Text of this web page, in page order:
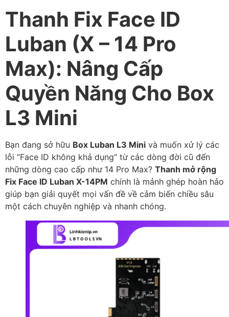
Thanh Fix Face ID
Luban (X – 14 Pro
Max): Nâng Cấp
Quyền Năng Cho Box
L3 Mini
Bạn đang sở hữu Box Luban L3 Mini và muốn xử lý các
lỗi “Face ID không khả dụng” từ các dòng đời cũ đến
những dòng cao cấp như 14 Pro Max? Thanh mở rộng
Fix Face ID Luban X-14PM chính là mảnh ghép hoàn hảo
giúp bạn giải quyết mọi vấn đề về cảm biến chiều sâu
một cách chuyên nghiệp và nhanh chóng.